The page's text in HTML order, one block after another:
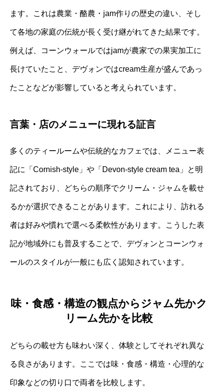
ます。これは農業・酪農・jam作りの歴史の違い、そし
て各地の家庭の伝統が長く受け継がれてきた結果です。
例えば、コーンウォールではjamが農家での果実加工に
長けていたこと、デヴォンではcream生産が盛んであっ
たことなどが影響していると考えられています。
言葉・店のメニューに現れる証言
多くのティールームや伝統的なカフェでは、メニュー表
記に「Cornish-style」や「Devon-style cream tea」と明
記されており、どちらの順序でクリーム・ジャムを載せ
るかが選択できることがあります。これにより、訪れる
者は好みや慣れで選べる柔軟性があります。こうした表
記が地域外にも普及することで、デヴォンとコーンウォ
ールのスタイルが一般にも広く認知されています。
味・食感・構造の観点からジャム先かク
リーム先かを比較
どちらの載せ方も味わい深く、体験としてそれぞれ異な
る良さがあります。ここでは味・食感・構造・心理的な
印象などの切り口で両者を比較します。